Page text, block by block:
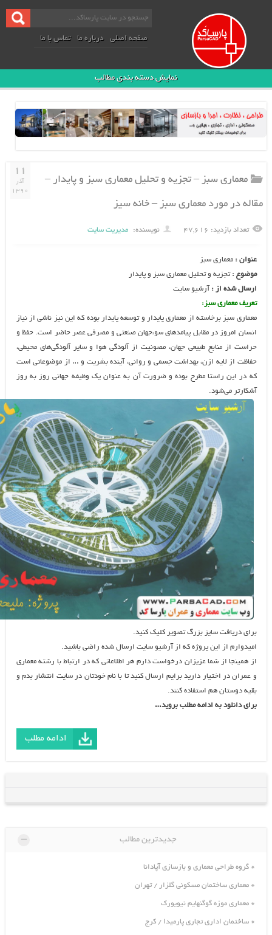
صفحه اصلی درباره ما تماس با ما
نمایش دسته بندی مطالب
آذر
سبز – تجزیه و تحلیل معماری سبز و پایدار –
معماری سبز – خانه سیز
نویسنده: مدیریت سایت
سبز
و تحلیل معماری سبز و پایدار
آرشیو سایت
سبز:
از معماري پايدار و توسعه پايدار بوده كه اين نيز ناشي از نياز
در مقابل پيامدهاي سوء‌جهان صنعتي و مصرفي عصر حاضر است. حفظ و
طبيعي جهان، مصونيت از آلودگي هوا و ساير آلودگي‌هاي محيطي،
ازن، بهداشت جسمي و رواني، آينده بشريت و … از موضوعاتي است
مطرح بوده و ضرورت آن به عنوان يك وظيفه جهاني روز به روز
سایز بزرگ تصویر کلیک کنید.
این پروژه که از آرشیو سایت ارسال شده راضی باشید.
شما عزیزان درخواست دارم هر اطلاعاتی که در ارتباط با رشته معماری
دارید برایم ارسال کنید تا با نام خودتان در سایت انتشار بدم و
هم استفاده کنند.
به ادامه مطلب بروید…
ادامه مطلب
جدیدترین مطالب
معماری و بازسازی آپادانا
مسکونی گلزار / تهران
گوگنهایم نیویورک
تجاری پارمیدا / کرج